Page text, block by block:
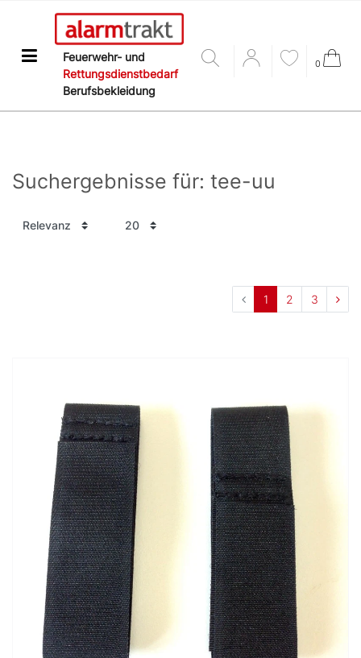
Feuerwehr- und
Rettungsdienstbedarf
Berufsbekleidung
0
Suchergebnisse für: tee-uu
1 2 3